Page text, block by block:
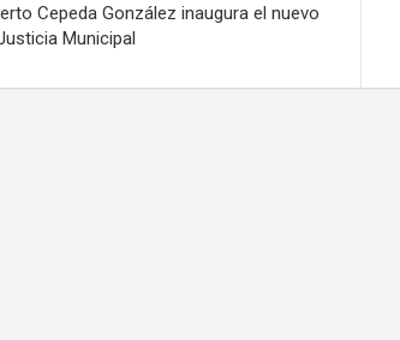
Cepeda González inaugura el nuevo
Municipal